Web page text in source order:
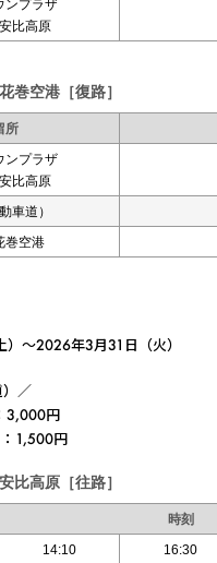
ンプラザ
比高原
巻空港［復路］
所
ンプラザ
比高原
車道）
巻空港
～2026年3月31日（火）
／
3,000円
1,500円
比高原［往路］
時刻
14:10 16:30